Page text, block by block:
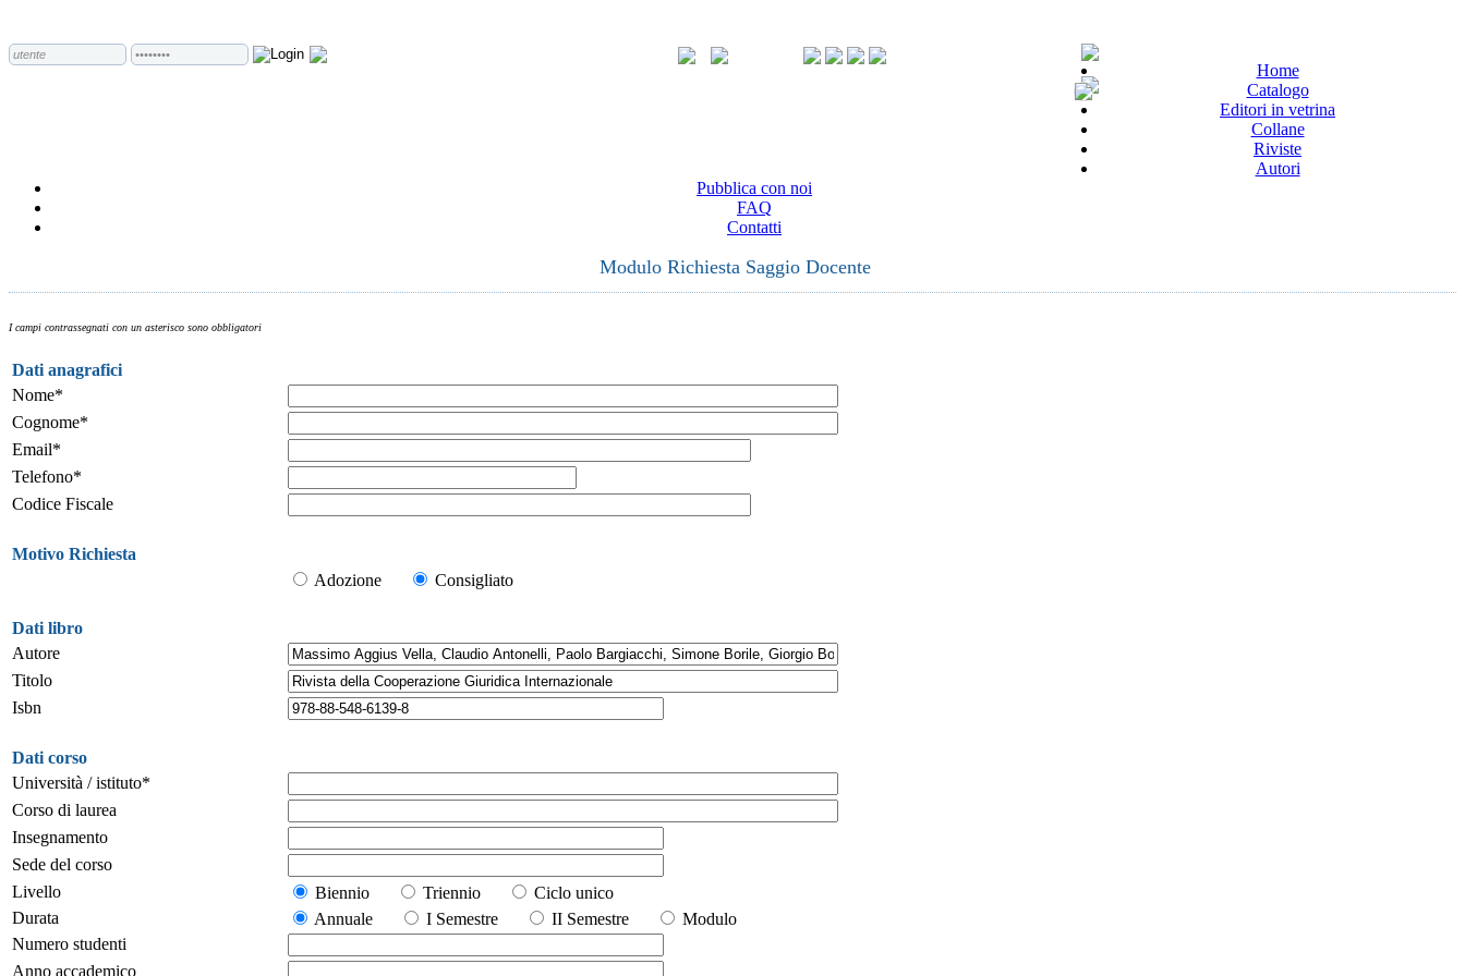
Home
Catalogo
Editori in vetrina
Collane
Riviste
Autori
Pubblica con noi
FAQ
Contatti
Modulo Richiesta Saggio Docente
I campi contrassegnati con un asterisco sono obbligatori
Dati anagrafici
Nome*
Cognome*
Email*
Telefono*
Codice Fiscale
Motivo Richiesta
Adozione
Consigliato
Dati libro
Autore
Titolo
Isbn
Dati corso
Università / istituto*
Corso di laurea
Insegnamento
Sede del corso
Livello
Biennio Triennio
Ciclo unico
Durata
Annuale I Semestre II Semestre
Modulo
Numero studenti
Anno accademico